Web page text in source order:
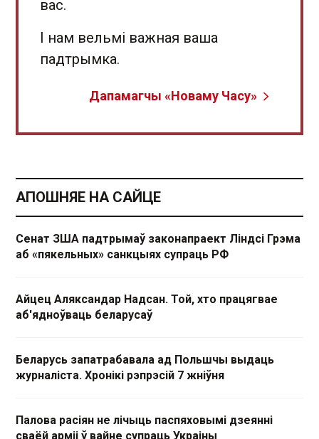
вас.
І нам вельмі важная ваша
падтрымка.
Дапамагчы «Новаму Часу»
АПОШНЯЕ НА САЙЦЕ
Сенат ЗША падтрымаў законапраект Ліндсі Грэма
аб «пякельных» санкцыях супраць РФ
Айцец Аляксандар Надсан. Той, хто працягвае
аб'ядноўваць беларусаў
Беларусь запатрабавала ад Польшчы выдаць
журналіста. Хронікі рэпрэсій 7 жніўня
Палова расіян не лічыць паспяховымі дзеянні
сваёй арміі ў вайне супраць Украіны